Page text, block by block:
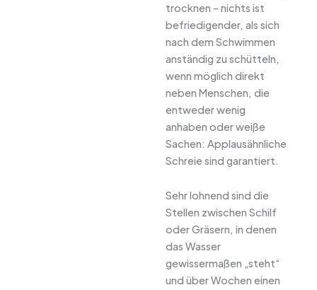
trocknen – nichts ist
befriedigender, als sich
nach dem Schwimmen
anständig zu schütteln,
wenn möglich direkt
neben Menschen, die
entweder wenig
anhaben oder weiße
Sachen: Applausähnliche
Schreie sind garantiert.
Sehr lohnend sind die
Stellen zwischen Schilf
oder Gräsern, in denen
das Wasser
gewissermaßen „steht“
und über Wochen einen